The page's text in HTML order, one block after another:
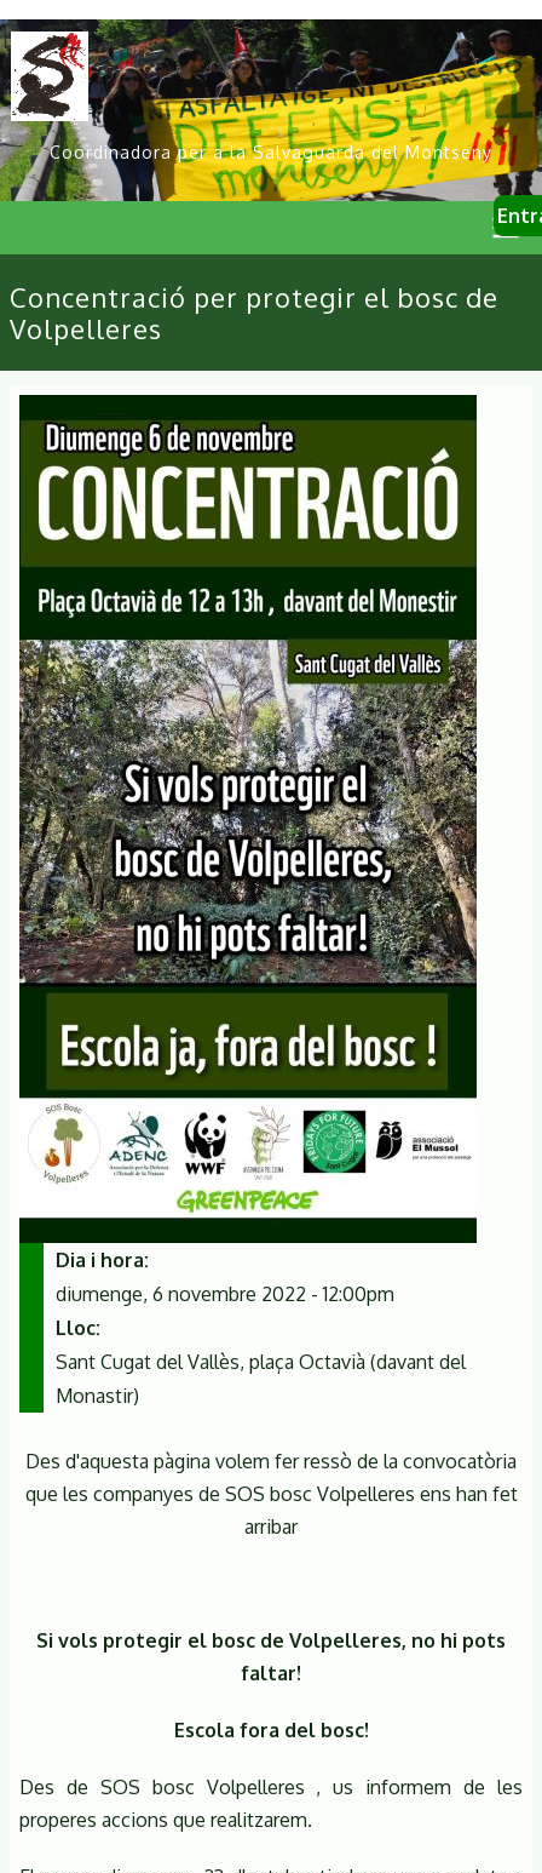
Vés
al
contingut
Coordinadora per a la Salvaguarda del Montseny
User
Primary
links
Concentració per protegir el bosc de
Volpelleres
Dia i hora
diumenge, 6 novembre 2022 - 12:00pm
Lloc
Sant Cugat del Vallès, plaça Octavià (davant del
Monastir)
Des d'aquesta pàgina volem fer ressò de la convocatòria
que les companyes de SOS bosc Volpelleres ens han fet
arribar
Si vols protegir el bosc de Volpelleres, no hi pots
faltar!
Escola fora del bosc!
Des de SOS bosc Volpelleres , us informem de les
properes accions que realitzarem.